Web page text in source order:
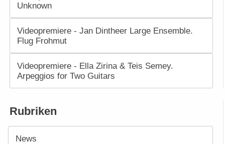
Unknown
Videopremiere - Jan Dintheer Large Ensemble.
Flug Frohmut
Videopremiere - Ella Zirina & Teis Semey.
Arpeggios for Two Guitars
Rubriken
News